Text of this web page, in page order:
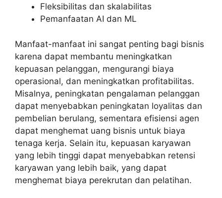
Fleksibilitas dan skalabilitas
Pemanfaatan AI dan ML
Manfaat-manfaat ini sangat penting bagi bisnis
karena dapat membantu meningkatkan
kepuasan pelanggan, mengurangi biaya
operasional, dan meningkatkan profitabilitas.
Misalnya, peningkatan pengalaman pelanggan
dapat menyebabkan peningkatan loyalitas dan
pembelian berulang, sementara efisiensi agen
dapat menghemat uang bisnis untuk biaya
tenaga kerja. Selain itu, kepuasan karyawan
yang lebih tinggi dapat menyebabkan retensi
karyawan yang lebih baik, yang dapat
menghemat biaya perekrutan dan pelatihan.